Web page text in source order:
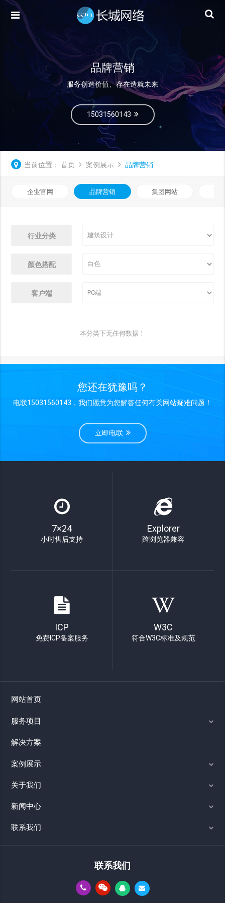
品牌营销
服务创造价值、存在造就未来
15031560143
当前位置： 首页 案例展示 品牌营销
企业官网 品牌营销 集团网站
行业分类
颜色搭配
客户端
本分类下无任何数据！
您还在犹豫吗？
电联15031560143，我们愿意为您解答任何有关网站疑难问题！
立即电联
7×24
小时售后支持
Explorer
跨浏览器兼容
ICP
免费ICP备案服务
W3C
符合W3C标准及规范
网站首页
服务项目
解决方案
案例展示
关于我们
新闻中心
联系我们
联系我们